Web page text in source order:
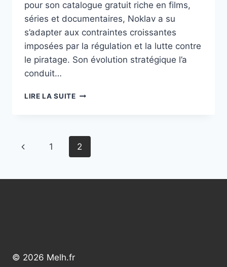
pour son catalogue gratuit riche en films,
séries et documentaires, Noklav a su
s’adapter aux contraintes croissantes
imposées par la régulation et la lutte contre
le piratage. Son évolution stratégique l’a
conduit…
LIRE LA SUITENOKLAV
SAVOIR
SUR
LA
INNOVANTE
Navigation
Page
1 2
© 2026 Melh.fr